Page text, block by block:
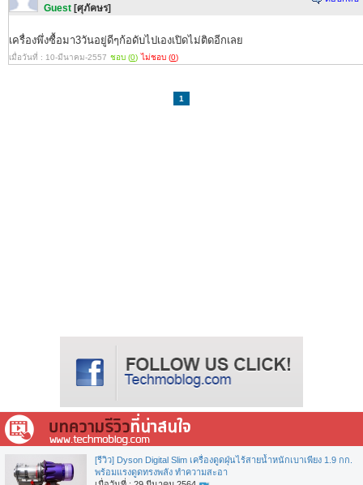
Guest [ศุภัคษร]
เครื่องพึ่งซื้อมา3วันอยู่ดีๆก้อดับไปเองเปิดไม่ติดอีกเลย
เมื่อวันที่ : 10-มีนาคม-2557 ชอบ (0) ไม่ชอบ (0)
1
[รีวิว] Dyson Digital Slim เครื่องดูดฝุ่นไร้สายน้ำหนักเบาเพียง 1.9 กก.
พร้อมแรงดูดทรงพลัง ทำความสะอา